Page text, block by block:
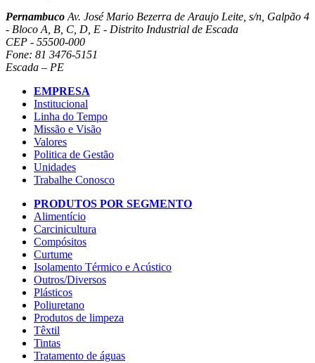
Pernambuco Av. José Mario Bezerra de Araujo Leite, s/n, Galpão 4
- Bloco A, B, C, D, E - Distrito Industrial de Escada
CEP - 55500-000
Fone: 81 3476-5151
Escada – PE
EMPRESA
Institucional
Linha do Tempo
Missão e Visão
Valores
Politica de Gestão
Unidades
Trabalhe Conosco
PRODUTOS POR SEGMENTO
Alimentício
Carcinicultura
Compósitos
Curtume
Isolamento Térmico e Acústico
Outros/Diversos
Plásticos
Poliuretano
Produtos de limpeza
Têxtil
Tintas
Tratamento de águas